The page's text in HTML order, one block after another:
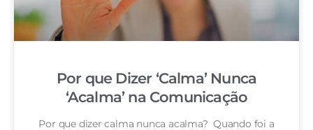
Por que Dizer ‘Calma’ Nunca
‘Acalma’ na Comunicação
Por que dizer calma nunca acalma? Quando foi a